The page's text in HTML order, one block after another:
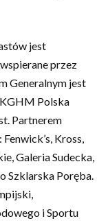
jest
przez
Generalnym jest
Polska
Partnerem
Kross,
Galeria Sudecka,
Szklarska Poręba.
i Sportu